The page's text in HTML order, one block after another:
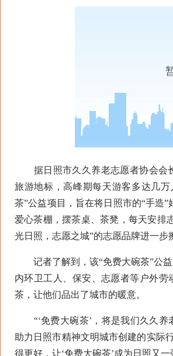
据日照市久久养老志愿者协会会
旅游地标，高峰期每天游客多达几
茶”公益项目，旨在将日照市的“手
爱心茶棚，摆茶桌、茶凳，每天安排
光日照，志愿之城”的志愿品牌进一步
记者了解到，该“免费大碗茶”公益
内环卫工人、保安、志愿者等户外劳
茶，让他们品出了城市的暖意。
“‘免费大碗茶’，将是我们久久养
助力日照市精神文明城市创建的实际
得更好，让‘免费大碗茶’成为日照又